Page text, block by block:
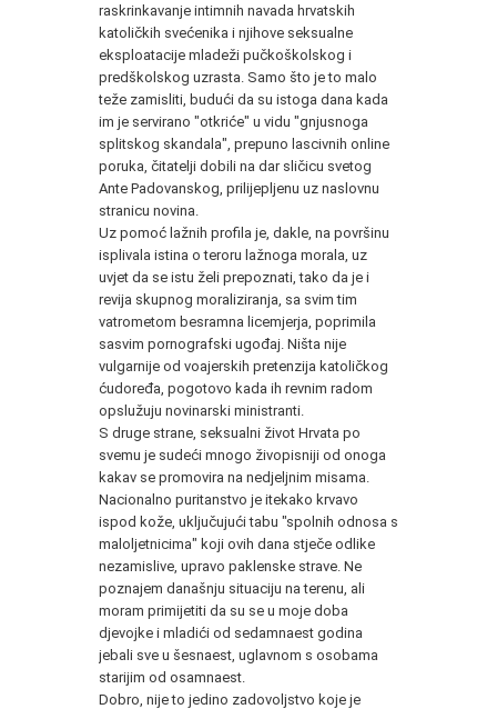
raskrinkavanje intimnih navada hrvatskih
katoličkih svećenika i njihove seksualne
eksploatacije mladeži pučkoškolskog i
predškolskog uzrasta. Samo što je to malo
teže zamisliti, budući da su istoga dana kada
im je servirano "otkriće" u vidu "gnjusnoga
splitskog skandala", prepuno lascivnih online
poruka, čitatelji dobili na dar sličicu svetog
Ante Padovanskog, prilijepljenu uz naslovnu
stranicu novina.
Uz pomoć lažnih profila je, dakle, na površinu
isplivala istina o teroru lažnoga morala, uz
uvjet da se istu želi prepoznati, tako da je i
revija skupnog moraliziranja, sa svim tim
vatrometom besramna licemjerja, poprimila
sasvim pornografski ugođaj. Ništa nije
vulgarnije od voajerskih pretenzija katoličkog
ćudoređa, pogotovo kada ih revnim radom
opslužuju novinarski ministranti.
S druge strane, seksualni život Hrvata po
svemu je sudeći mnogo živopisniji od onoga
kakav se promovira na nedjeljnim misama.
Nacionalno puritanstvo je itekako krvavo
ispod kože, uključujući tabu "spolnih odnosa s
maloljetnicima" koji ovih dana stječe odlike
nezamislive, upravo paklenske strave. Ne
poznajem današnju situaciju na terenu, ali
moram primijetiti da su se u moje doba
djevojke i mladići od sedamnaest godina
jebali sve u šesnaest, uglavnom s osobama
starijim od osamnaest.
Dobro, nije to jedino zadovoljstvo koje je